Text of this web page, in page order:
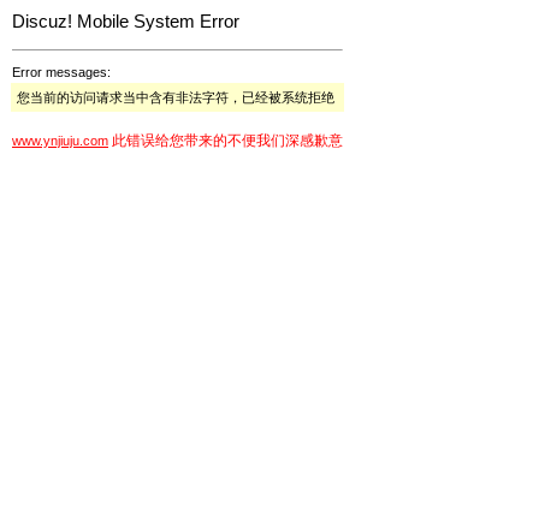
Discuz! Mobile System Error
Error messages:
您当前的访问请求当中含有非法字符，已经被系统拒绝
www.ynjiuju.com 此错误给您带来的不便我们深感歉意